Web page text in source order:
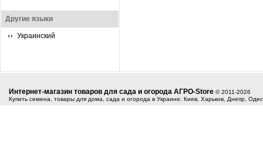
Другие языки
Украинский
Интернет-магазин товаров для сада и огорода АГРО-Store © 2011-2026
Купить семена, товары для дома, сада и огорода в Украине: Киев, Харьков, Днепр,